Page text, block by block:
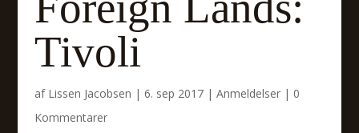
Tivoli
af Lissen Jacobsen | 6. sep 2017| Anmeldelser| 0
Kommentarer